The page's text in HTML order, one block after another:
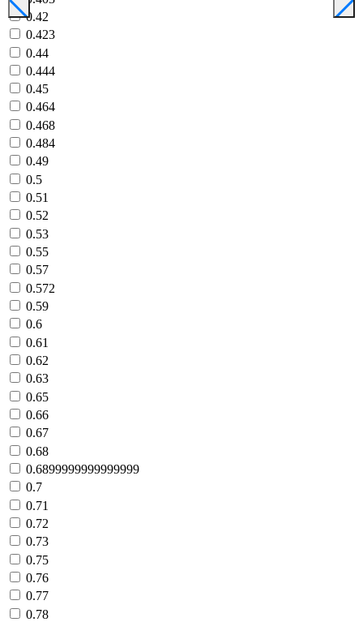
0.42
0.423
0.44
0.444
0.45
0.464
0.468
0.484
0.49
0.5
0.51
0.52
0.53
0.55
0.57
0.572
0.59
0.6
0.61
0.62
0.63
0.65
0.66
0.67
0.68
0.6899999999999999
0.7
0.71
0.72
0.73
0.75
0.76
0.77
0.78